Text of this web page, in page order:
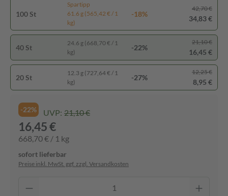
100 St
Spartipp
61.6 g (565,42 € / 1
kg)
-18%
42,70 €
34,83 €
40 St
24.6 g (668,70 € / 1
kg)
-22%
21,10 €
16,45 €
20 St
12.3 g (727,64 € / 1
kg)
-27%
12,25 €
8,95 €
-22% UVP: 21,10 €
16,45 €
668,70 € / 1 kg
sofort lieferbar
Preise inkl. MwSt. ggf. zzgl. Versandkosten